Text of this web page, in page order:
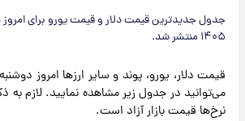
۱۴۰۵ منتشر شد.
می‌توانید در جدول زیر مشاهده نمایید. لازم به
نرخ‌ها قیمت بازار آزاد است.